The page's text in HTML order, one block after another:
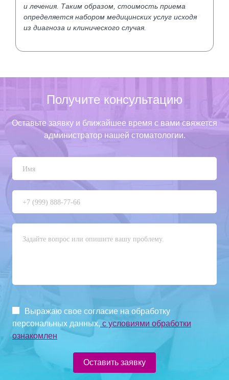
и лечения. Таким образом, стоимость приема
определяется набором медицинских услуг исходя
из диагноза и клинического случая.
Получите консультацию
Оставьте заявку и ближайшее время с вами свяжется
администратор нашей стоматологии.
Выражаю свое согласие на обработку
персональных данных, с условиями обработки
ознакомлен
Оставить заявку